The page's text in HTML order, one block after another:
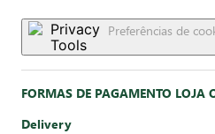
Preferências de
FORMAS DE PAGAMENTO LOJA
Delivery